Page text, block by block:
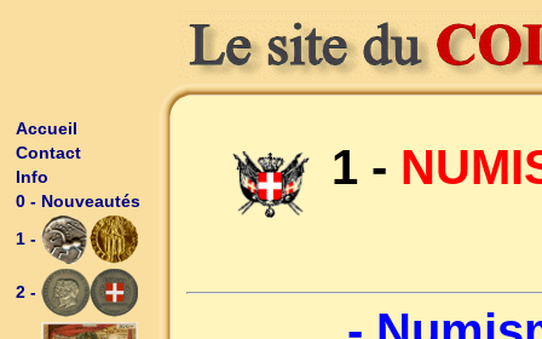
Accueil
Contact
Info
0 - Nouveautés
1 -
2 -
1 -